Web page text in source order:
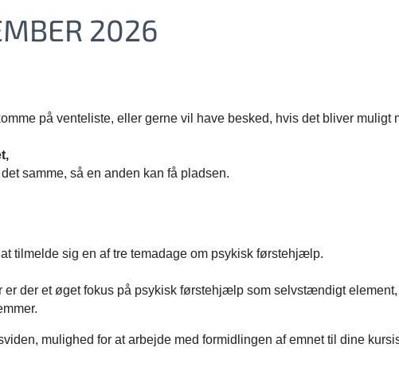
2026
på venteliste, eller gerne vil have besked, hvis det bliver muligt
samme, så en anden kan få pladsen.
tilmelde sig en af tre temadage om psykisk førstehjælp.
er der et øget fokus på psykisk førstehjælp som selvstændigt
mulighed for at arbejde med formidlingen af emnet til dine